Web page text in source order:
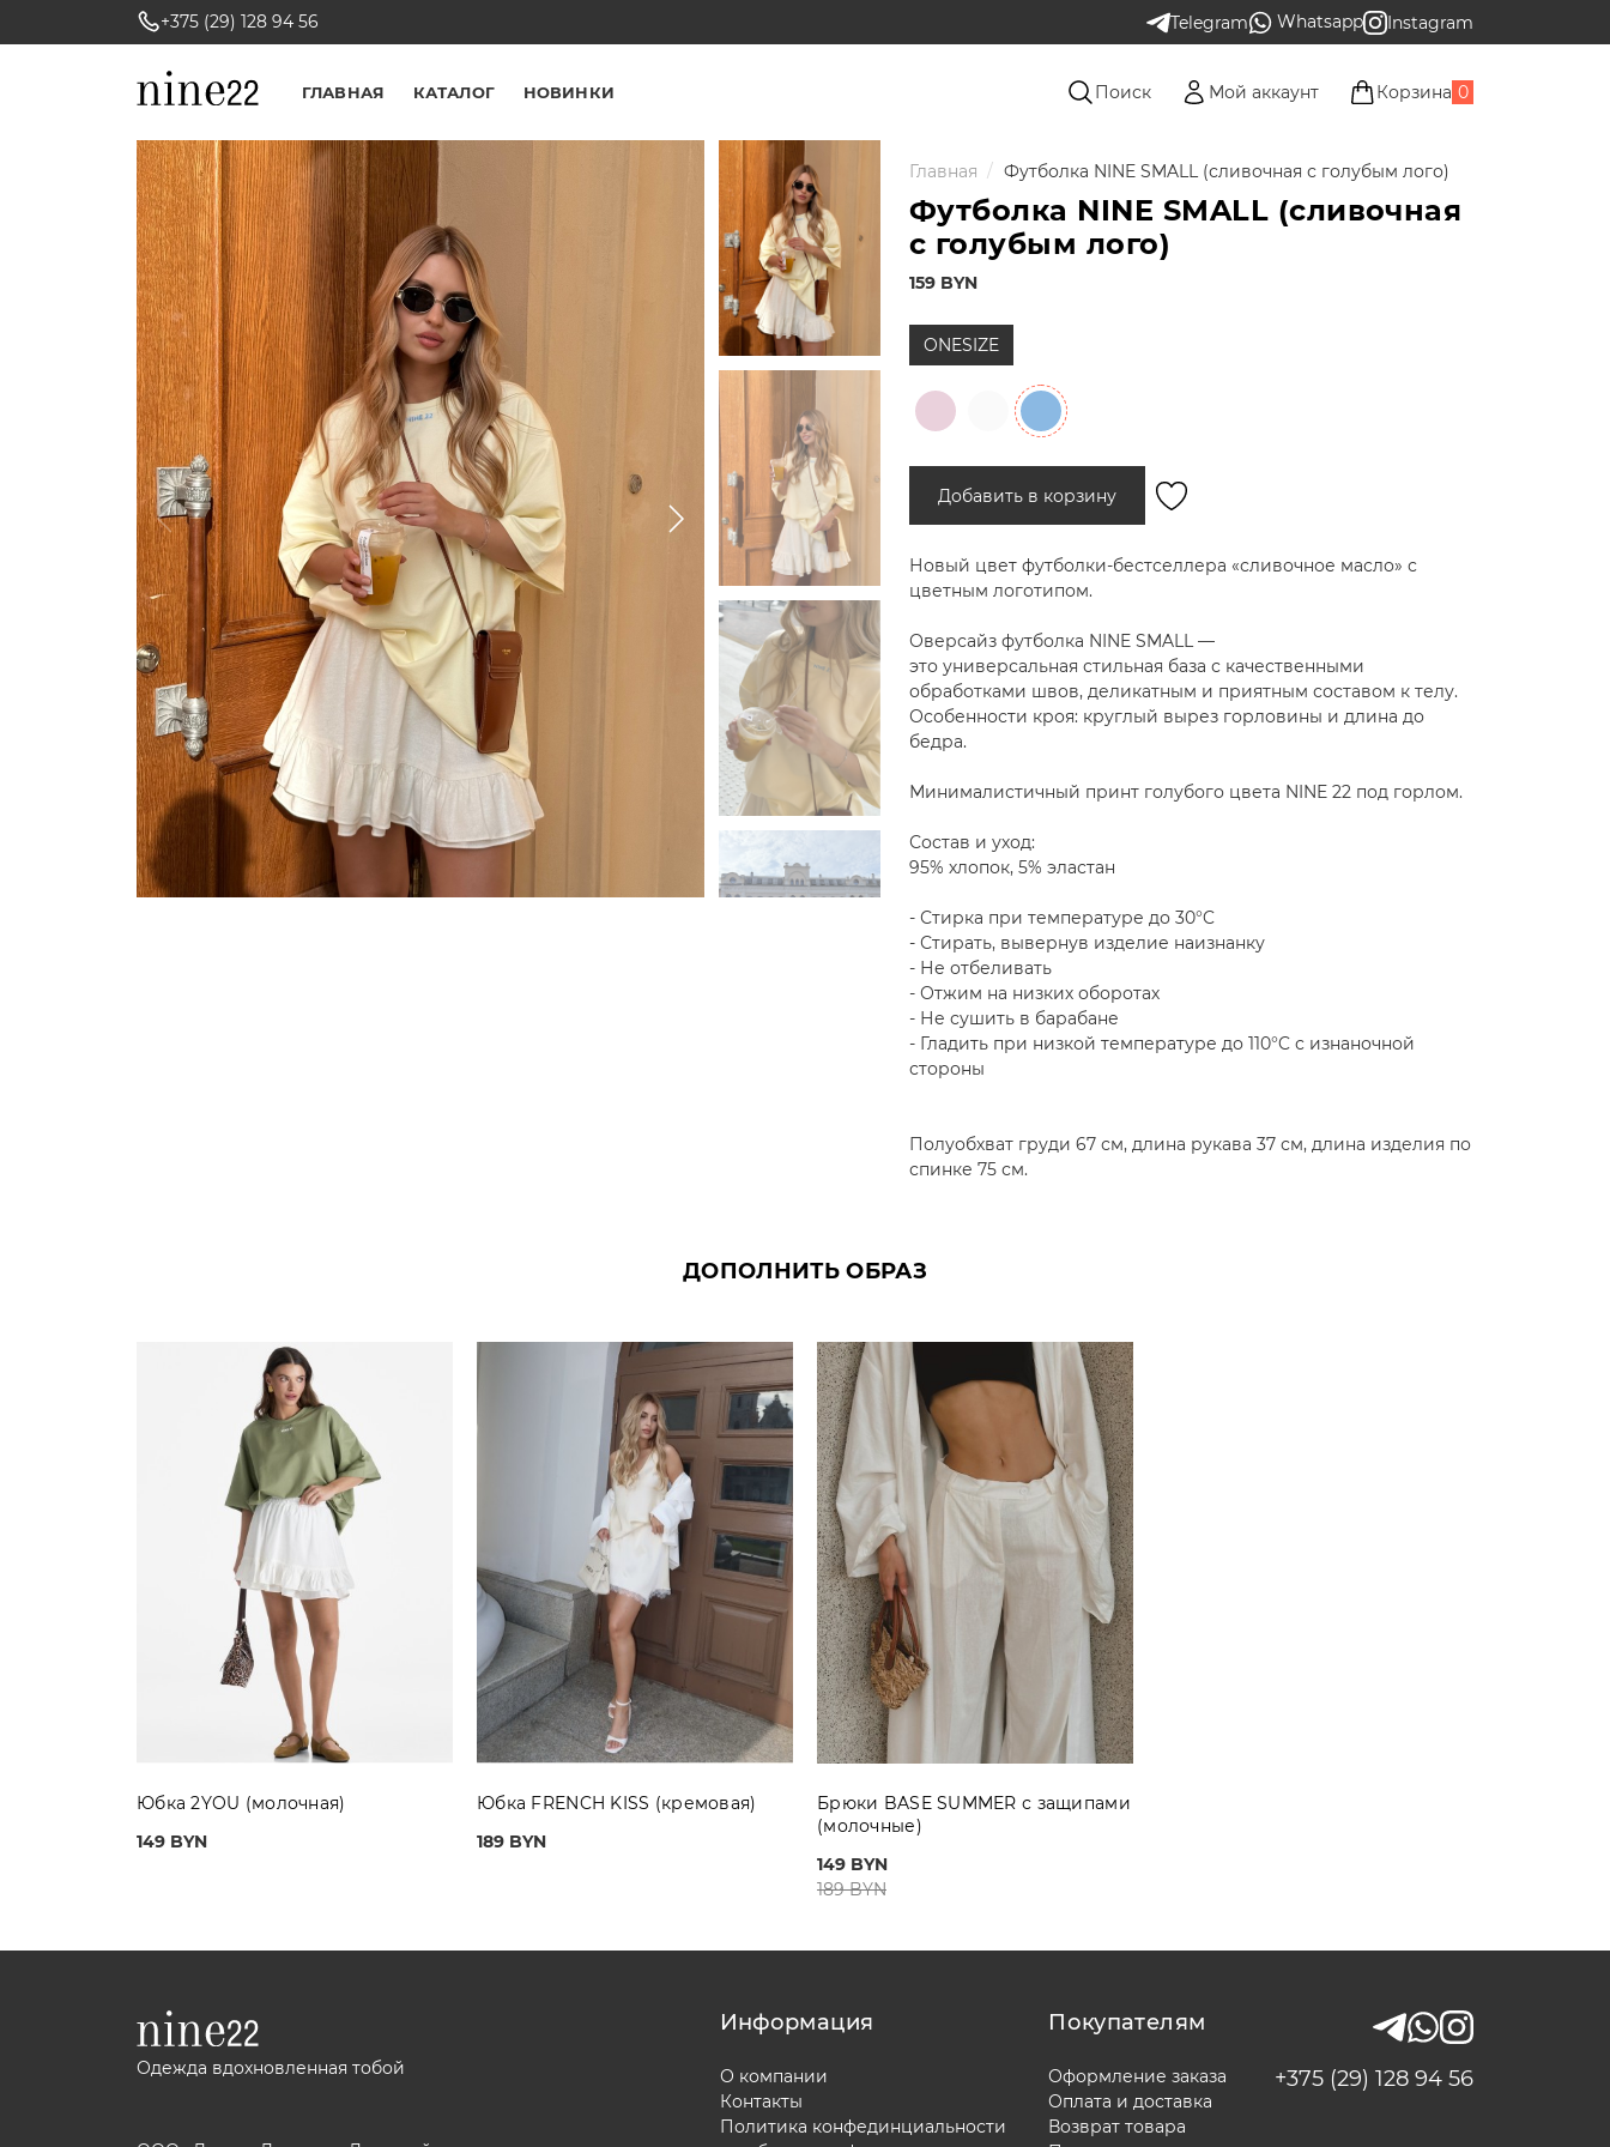
+375 (29) 128 94 56 Telegram Whatsapp Instagram
ГЛАВНАЯ КАТАЛОГ НОВИНКИ Поиск Мой аккаунт Корзина 0
Главная Футболка NINE SMALL (сливочная с голубым лого)
Футболка NINE SMALL (сливочная
с голубым лого)
159 BYN
ONESIZE
Добавить в корзину
Новый цвет футболки-бестселлера «сливочное масло» с
цветным логотипом.
Оверсайз футболка NINE SMALL —
это универсальная стильная база с качественными
обработками швов, деликатным и приятным составом к телу.
Особенности кроя: круглый вырез горловины и длина до
бедра.
Минималистичный принт голубого цвета NINE 22 под горлом.
Состав и уход:
95% хлопок, 5% эластан
- Стирка при температуре до 30°C
- Стирать, вывернув изделие наизнанку
- Не отбеливать
- Отжим на низких оборотах
- Не сушить в барабане
- Гладить при низкой температуре до 110°C с изнаночной
стороны
Полуобхват груди 67 см, длина рукава 37 см, длина изделия по
спинке 75 см.
ДОПОЛНИТЬ ОБРАЗ
Юбка 2YOU (молочная)
149 BYN
Юбка FRENCH KISS (кремовая)
189 BYN
Брюки BASE SUMMER с защипами
(молочные)
149 BYN
189 BYN
Одежда вдохновленная тобой
Информация
О компании
Контакты
Политика конфединциальности
Покупателям
Оформление заказа
Оплата и доставка
Возврат товара
+375 (29) 128 94 56